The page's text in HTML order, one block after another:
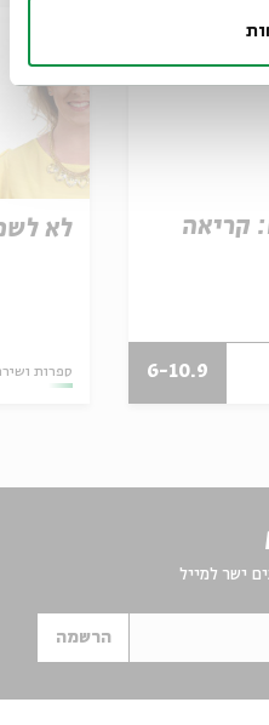
קריאה
6-10.9
לא
ספרות
ישר למייל
הרשמה